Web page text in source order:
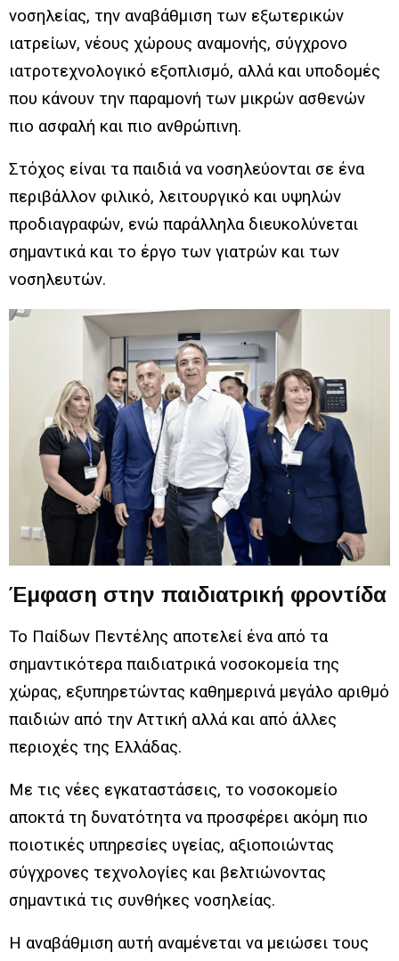
νοσηλείας, την αναβάθμιση των εξωτερικών
ιατρείων, νέους χώρους αναμονής, σύγχρονο
ιατροτεχνολογικό εξοπλισμό, αλλά και υποδομές
που κάνουν την παραμονή των μικρών ασθενών
πιο ασφαλή και πιο ανθρώπινη.
Στόχος είναι τα παιδιά να νοσηλεύονται σε ένα
περιβάλλον φιλικό, λειτουργικό και υψηλών
προδιαγραφών, ενώ παράλληλα διευκολύνεται
σημαντικά και το έργο των γιατρών και των
νοσηλευτών.
Έμφαση στην παιδιατρική φροντίδα
Το Παίδων Πεντέλης αποτελεί ένα από τα
σημαντικότερα παιδιατρικά νοσοκομεία της
χώρας, εξυπηρετώντας καθημερινά μεγάλο αριθμό
παιδιών από την Αττική αλλά και από άλλες
περιοχές της Ελλάδας.
Με τις νέες εγκαταστάσεις, το νοσοκομείο
αποκτά τη δυνατότητα να προσφέρει ακόμη πιο
ποιοτικές υπηρεσίες υγείας, αξιοποιώντας
σύγχρονες τεχνολογίες και βελτιώνοντας
σημαντικά τις συνθήκες νοσηλείας.
Η αναβάθμιση αυτή αναμένεται να μειώσει τους